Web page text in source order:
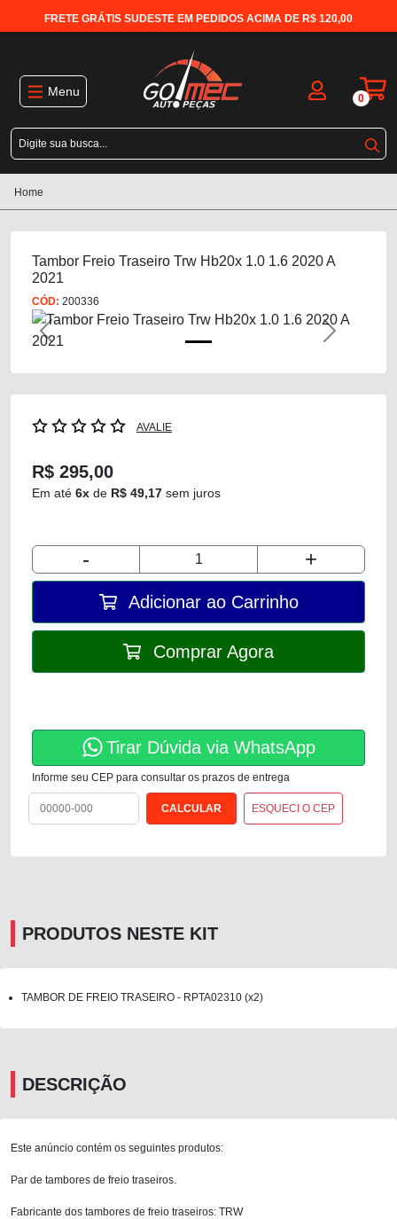
FRETE GRÁTIS SUDESTE EM PEDIDOS ACIMA DE R$ 120,00
Menu 0
Home
Tambor Freio Traseiro Trw Hb20x 1.0 1.6 2020 A
2021
CÓD: 200336
Previous Next
AVALIE
R$ 295,00
Em até 6x de R$ 49,17 sem juros
- +
Adicionar ao Carrinho
Comprar Agora
Tirar Dúvida via WhatsApp
Informe seu CEP para consultar os prazos de entrega
ESQUECI O CEP
PRODUTOS NESTE KIT
TAMBOR DE FREIO TRASEIRO - RPTA02310 (x2)
DESCRIÇÃO
Este anúncio contém os seguintes produtos:
Par de tambores de freio traseiros.
Fabricante dos tambores de freio traseiros: TRW